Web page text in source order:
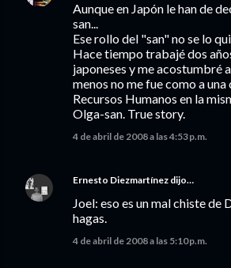
Aunque en Japón le han de
san...
Ese rollo del "san" no se lo
Hace tiempo trabajé dos
japoneses y me acostumbré
menos no me fue como a
Recursos Humanos en la
Olga-san. True story.
4 de abril de 2008 a las 4:53 p.m.
Ernesto Diezmartínez dijo…
Joel: eso es un mal chiste de
hagas.
4 de abril de 2008 a las 5:10 p.m.